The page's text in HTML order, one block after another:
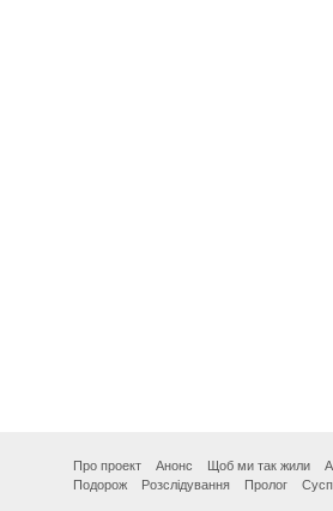
Про проект Анонс Щоб ми так жили
Подорож
Розслідування Пролог